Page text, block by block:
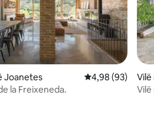
nga 5, 8 vlerësime
Joanetes Vlerësimi
4,98 (93)
la Freixeneda.
Vilë
Vilë